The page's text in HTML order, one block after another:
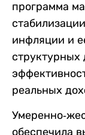
программа
инфляции и
реальных
Умеренно-
обеспечила